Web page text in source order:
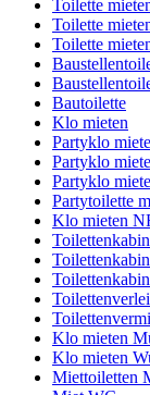
Toilette
Toilette
Toilette
Bautoilette
Klo mieten
Partyklo
Partyklo
Partyklo
Partytoilette
Klo mieten
Klo mieten
Klo mieten
Miettoiletten